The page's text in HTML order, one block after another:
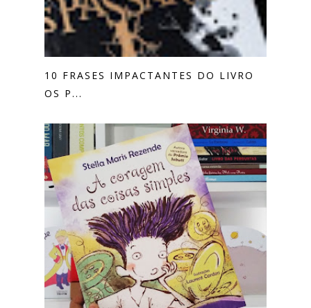
10 FRASES IMPACTANTES DO LIVRO
OS P...